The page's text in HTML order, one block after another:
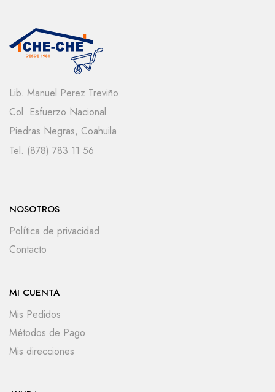
Lib. Manuel Perez Treviño
Col. Esfuerzo Nacional
Piedras Negras, Coahuila
Tel. (878) 783 11 56
NOSOTROS
Política de privacidad
Contacto
MI CUENTA
Mis Pedidos
Métodos de Pago
Mis direcciones